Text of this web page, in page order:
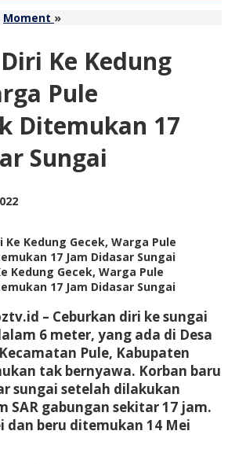
Moment »Ceburkan
Kedung
Warga
Pule
Trenggalek
Ditemukan
17
Jam
Ke Kedung
Pule
Ditemukan 17
Sungai
oleh
Kedung Gecek, Warga Pule
17 Jam Didasar Sungai
– Ceburkan diri ke sungai
6 meter, yang ada di Desa
Pule, Kabupaten
tak bernyawa. Korban baru
sungai setelah dilakukan
SAR gabungan sekitar 17 jam.
dan beru ditemukan 14 Mei